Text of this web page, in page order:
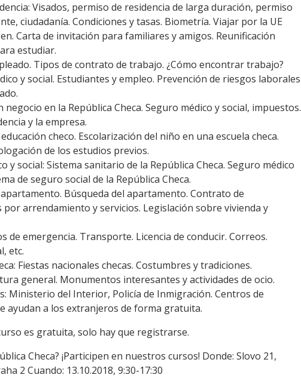
Visados, permiso de residencia de larga duración, permiso
ciudadanía. Condiciones y tasas. Biometría. Viajar por la UE
Carta de invitación para familiares y amigos. Reunificación
estudiar.
Tipos de contrato de trabajo. ¿Cómo encontrar trabajo?
y social. Estudiantes y empleo. Prevención de riesgos laborales
negocio en la República Checa. Seguro médico y social, impuestos.
y la empresa.
checo. Escolarización del niño en una escuela checa.
de los estudios previos.
y social: Sistema sanitario de la República Checa. Seguro médico
de seguro social de la República Checa.
Búsqueda del apartamento. Contrato de
arrendamiento y servicios. Legislación sobre vivienda y
de emergencia. Transporte. Licencia de conducir. Correos.
etc.
Fiestas nacionales checas. Costumbres y tradiciones.
general. Monumentos interesantes y actividades de ocio.
Ministerio del Interior, Policía de Inmigración. Centros de
ayudan a los extranjeros de forma gratuita.
es gratuita, solo hay que registrarse.
Checa? ¡Participen en nuestros cursos! Donde: Slovo 21,
2 Cuando: 13.10.2018, 9:30-17:30